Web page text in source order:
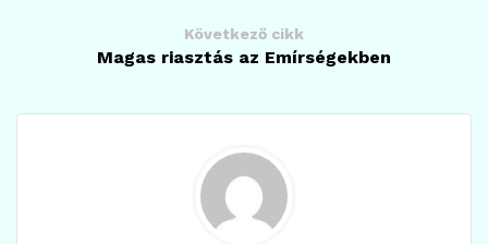
Következő cikk
Magas riasztás az Emírségekben